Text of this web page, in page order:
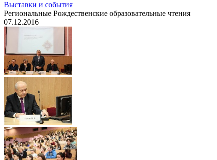
Выставки и события
Региональные Рождественские образовательные чтения
07.12.2016